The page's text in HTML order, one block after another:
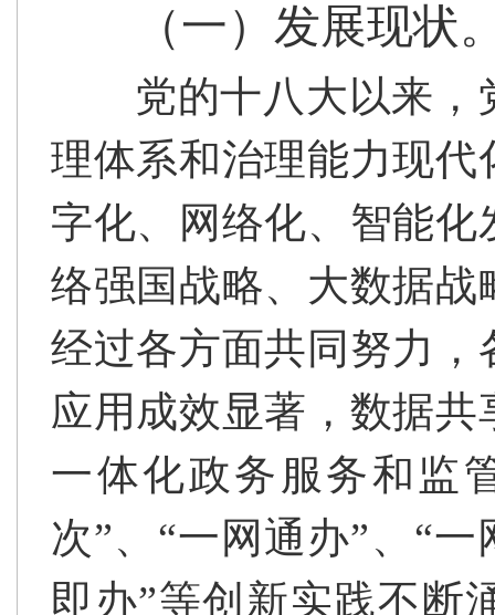
（一）发展现状
党的十八大以来，
理体系和治理能力现
字化、网络化、智能
络强国战略、大数据
经过各方面共同努力
应用成效显著，数据
一体化政务服务和监
次”、“一网通办”、“
即办”等创新实践不断